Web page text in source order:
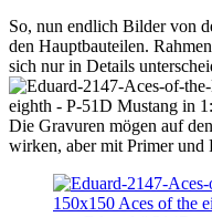
So, nun endlich Bilder von
den Hauptbauteilen.
sich nur in Details
Die Gravuren mögen auf
wirken, aber mit Primer und